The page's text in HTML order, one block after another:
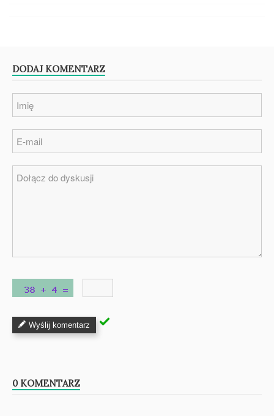
DODAJ KOMENTARZ
Wyślij komentarz
0 KOMENTARZ